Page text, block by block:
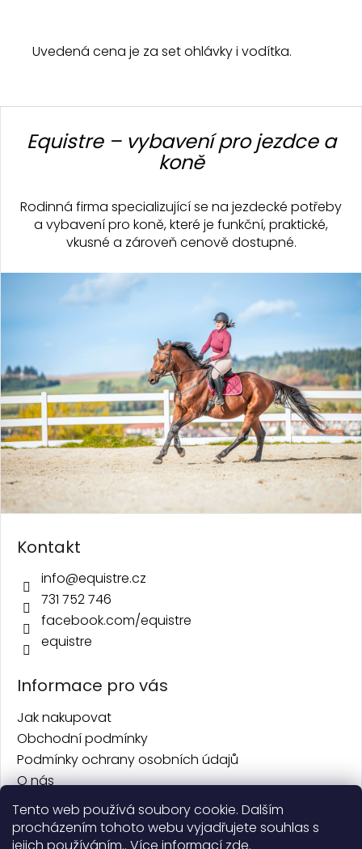
Tento web používá soubory cookie. Dalším
procházením tohoto webu vyjadřujete souhlas s
Uvedená cena je za set ohlávky i vodítka.
Z
Equistre – vybavení pro jezdce a
koně
Rodinná firma specializující se na jezdecké potřeby
a vybavení pro koně, které je funkční, praktické,
vkusné a zároveň cenově dostupné.
Kontakt
info@equistre.cz
731 752 746
facebook.com/equistre
equistre
Informace pro vás
Jak nakupovat
Obchodní podmínky
Podmínky ochrany osobních údajů
O nás
Kontakt